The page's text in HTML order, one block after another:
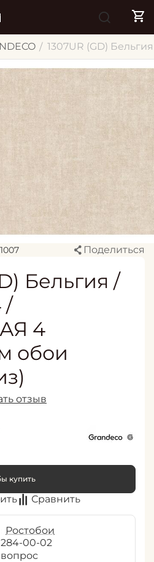
/ 1307UR (GD)
Поделиться
Бельгия /
/
4
обои
отзыв
купить
Сравнить
Ростобои
284-00-02
вопрос